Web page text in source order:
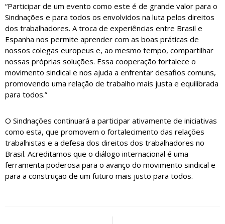
“Participar de um evento como este é de grande valor para o
Sindnações e para todos os envolvidos na luta pelos direitos
dos trabalhadores. A troca de experiências entre Brasil e
Espanha nos permite aprender com as boas práticas de
nossos colegas europeus e, ao mesmo tempo, compartilhar
nossas próprias soluções. Essa cooperação fortalece o
movimento sindical e nos ajuda a enfrentar desafios comuns,
promovendo uma relação de trabalho mais justa e equilibrada
para todos.”
O Sindnações continuará a participar ativamente de iniciativas
como esta, que promovem o fortalecimento das relações
trabalhistas e a defesa dos direitos dos trabalhadores no
Brasil. Acreditamos que o diálogo internacional é uma
ferramenta poderosa para o avanço do movimento sindical e
para a construção de um futuro mais justo para todos.